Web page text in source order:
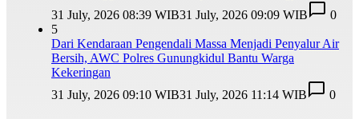
31 July, 2026 08:39 WIB31 July, 2026 09:09 WIB
0
5
Dari Kendaraan Pengendali Massa Menjadi Penyalur Air
Bersih, AWC Polres Gunungkidul Bantu Warga
Kekeringan
31 July, 2026 09:10 WIB31 July, 2026 11:14 WIB 0